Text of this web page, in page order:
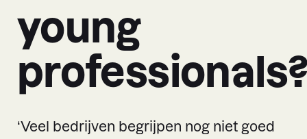
young
‘Veel bedrijven begrijpen nog niet goed